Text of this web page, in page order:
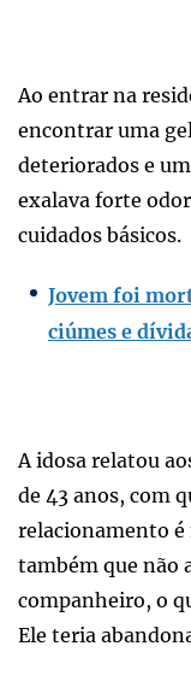
Ao entrar na
encontrar uma
deteriorados e
exalava forte
cuidados básicos.
Jovem foi
ciúmes e
A idosa relatou
de 43 anos, com
relacionamento é
também que não
companheiro, o
Ele teria